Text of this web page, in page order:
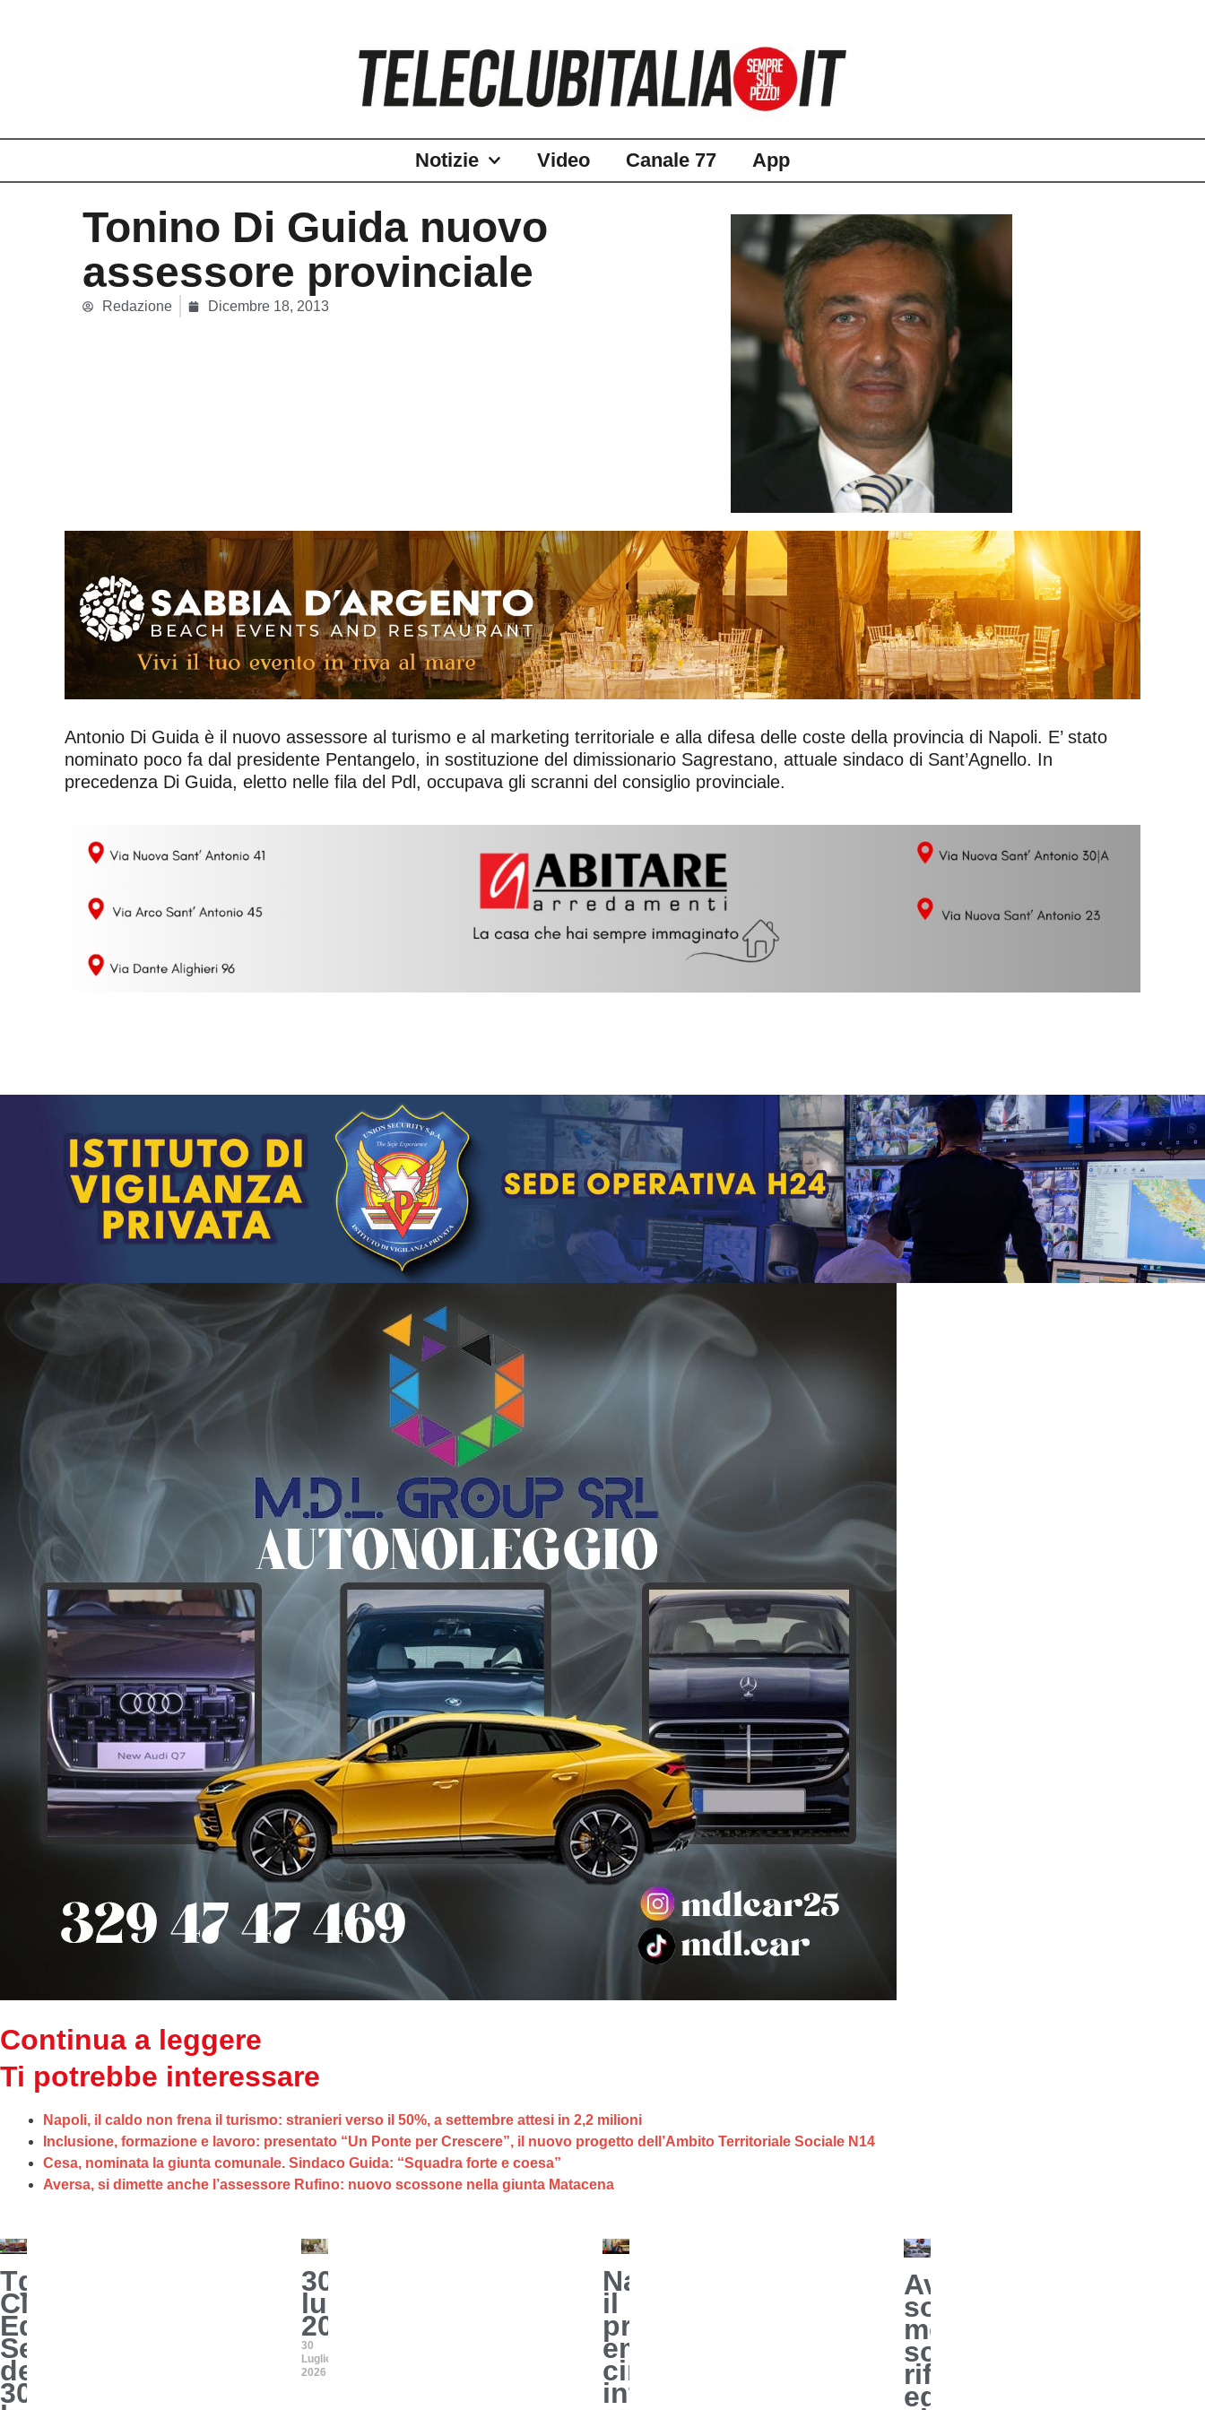
Notizie Video Canale 77 App
Tonino Di Guida nuovo
assessore provinciale
Redazione Dicembre 18, 2013
Antonio Di Guida è il nuovo assessore al turismo e al marketing territoriale e alla difesa delle coste della provincia di Napoli. E’ stato
nominato poco fa dal presidente Pentangelo, in sostituzione del dimissionario Sagrestano, attuale sindaco di Sant’Agnello. In
precedenza Di Guida, eletto nelle fila del Pdl, occupava gli scranni del consiglio provinciale.
Continua a leggere
Ti potrebbe interessare
Napoli, il caldo non frena il turismo: stranieri verso il 50%, a settembre attesi in 2,2 milioni
Inclusione, formazione e lavoro: presentato “Un Ponte per Crescere”, il nuovo progetto dell’Ambito Territoriale Sociale N14
Cesa, nominata la giunta comunale. Sindaco Guida: “Squadra forte e coesa”
Aversa, si dimette anche l’assessore Rufino: nuovo scossone nella giunta Matacena
Tg
Club
Edizione
Serale
del
30
30
luglio
2026
30
Luglio
2026
Napoli,
il
prefetto
emette
cinque
interdittive
Aversa,
sorpresi
mentre
scaricano
rifiuti
edili